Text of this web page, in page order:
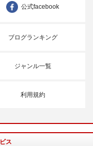
公式facebook
ブログランキング
ジャンル一覧
利用規約
ス